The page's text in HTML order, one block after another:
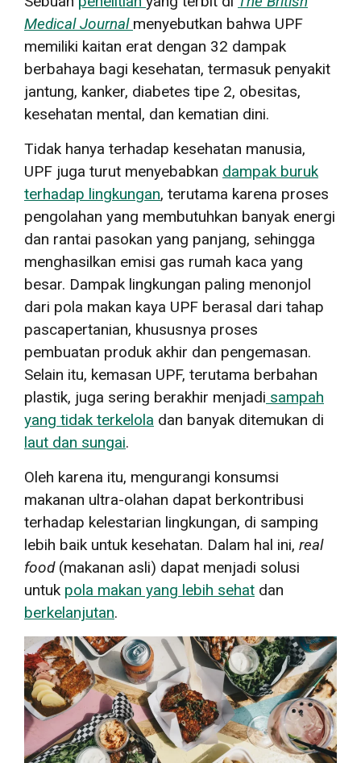
Medical Journal menyebutkan bahwa UPF
memiliki kaitan erat dengan 32 dampak
berbahaya bagi kesehatan, termasuk penyakit
jantung, kanker, diabetes tipe 2, obesitas,
kesehatan mental, dan kematian dini.
Tidak hanya terhadap kesehatan manusia,
UPF juga turut menyebabkan dampak buruk
terhadap lingkungan, terutama karena proses
pengolahan yang membutuhkan banyak energi
dan rantai pasokan yang panjang, sehingga
menghasilkan emisi gas rumah kaca yang
besar. Dampak lingkungan paling menonjol
dari pola makan kaya UPF berasal dari tahap
pascapertanian, khususnya proses
pembuatan produk akhir dan pengemasan.
Selain itu, kemasan UPF, terutama berbahan
plastik, juga sering berakhir menjadi sampah
yang tidak terkelola dan banyak ditemukan di
laut dan sungai.
Oleh karena itu, mengurangi konsumsi
makanan ultra-olahan dapat berkontribusi
terhadap kelestarian lingkungan, di samping
lebih baik untuk kesehatan. Dalam hal ini, real
food(makanan asli) dapat menjadi solusi
untuk pola makan yang lebih sehat dan
berkelanjutan.